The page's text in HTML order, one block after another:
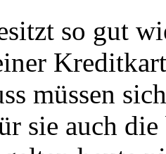
so gut
müssen
sie auch